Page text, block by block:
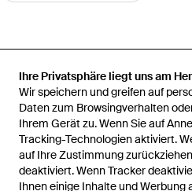
Ihre Privatsphäre liegt uns am
Wir speichern und greifen auf
Daten zum Browsingverhalten
Ihrem Gerät zu. Wenn Sie auf
Tracking-Technologien aktiviert.
auf Ihre Zustimmung
deaktiviert. Wenn Tracker
Ihnen einige Inhalte und Werbung
Startseite Herren Sport-, Training-
Fiesoli Sport-, Training- und
Hilfe und Informationen